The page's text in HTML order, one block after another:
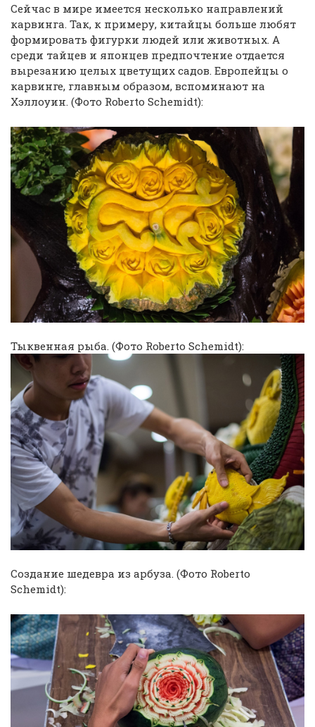
Сейчас в мире имеется несколько направлений
карвинга. Так, к примеру, китайцы больше любят
формировать фигурки людей или животных. А
среди тайцев и японцев предпочтение отдается
вырезанию целых цветущих садов. Европейцы о
карвинге, главным образом, вспоминают на
Хэллоуин. (Фото Roberto Schemidt):
Тыквенная рыба. (Фото Roberto Schemidt):
Создание шедевра из арбуза. (Фото Roberto
Schemidt):